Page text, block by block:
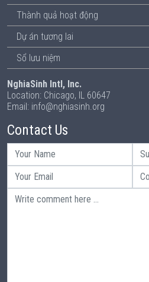
Thành quả hoạt động
Dự án tương lai
Sổ lưu niệm
NghiaSinh Intl, Inc.
Location: Chicago, IL 60647
Email: info@nghiasinh.org
Contact Us